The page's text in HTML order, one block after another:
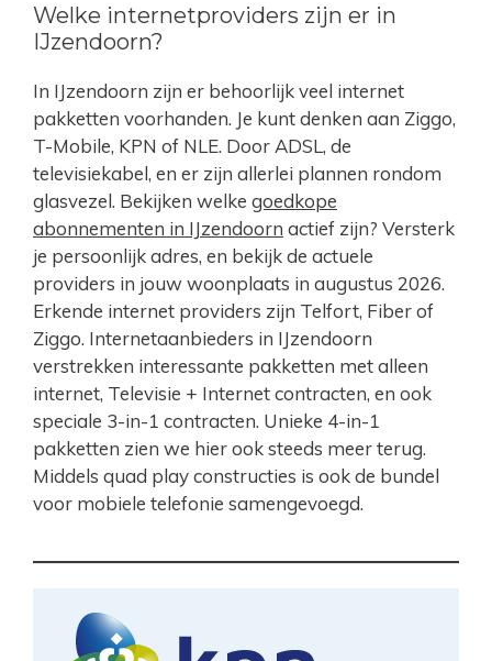
Welke internetproviders zijn er in
IJzendoorn?
In IJzendoorn zijn er behoorlijk veel internet
pakketten voorhanden. Je kunt denken aan Ziggo,
T-Mobile, KPN of NLE. Door ADSL, de
televisiekabel, en er zijn allerlei plannen rondom
glasvezel. Bekijken welke goedkope
abonnementen in IJzendoorn actief zijn? Versterk
je persoonlijk adres, en bekijk de actuele
providers in jouw woonplaats in augustus 2026.
Erkende internet providers zijn Telfort, Fiber of
Ziggo. Internetaanbieders in IJzendoorn
verstrekken interessante pakketten met alleen
internet, Televisie + Internet contracten, en ook
speciale 3-in-1 contracten. Unieke 4-in-1
pakketten zien we hier ook steeds meer terug.
Middels quad play constructies is ook de bundel
voor mobiele telefonie samengevoegd.